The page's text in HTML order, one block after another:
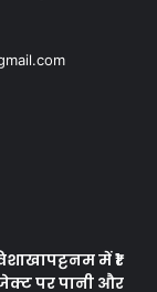
में ₹1
पर पानी और